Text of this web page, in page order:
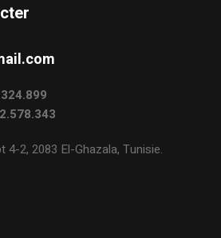
4-2, 2083 El-Ghazala, Tunisie.